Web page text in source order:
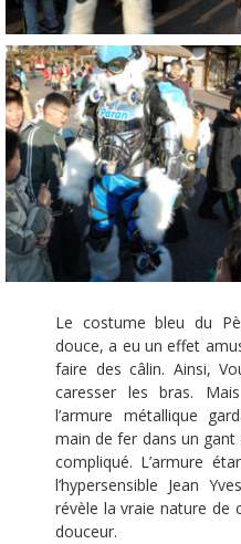
Le costume bleu du
douce, a eu un effet
faire des câlin. Ainsi,
caresser les bras.
l’armure métallique
main de fer dans un gant
compliqué. L’armure
l’hypersensible Jean
révèle la vraie nature de
douceur.